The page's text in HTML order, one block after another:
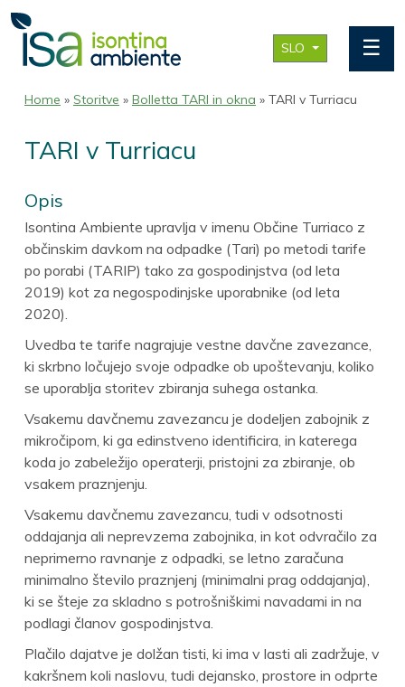
SLO ☰
Home » Storitve » Bolletta TARI in okna » TARI v Turriacu
TARI v Turriacu
Opis
Isontina Ambiente upravlja v imenu Občine Turriaco z
občinskim davkom na odpadke (Tari) po metodi tarife
po porabi (TARIP) tako za gospodinjstva (od leta
2019) kot za negospodinjske uporabnike (od leta
2020).
Uvedba te tarife nagrajuje vestne davčne zavezance,
ki skrbno ločujejo svoje odpadke ob upoštevanju, koliko
se uporablja storitev zbiranja suhega ostanka.
Vsakemu davčnemu zavezancu je dodeljen zabojnik z
mikročipom, ki ga edinstveno identificira, in katerega
koda jo zabeležijo operaterji, pristojni za zbiranje, ob
vsakem praznjenju.
Vsakemu davčnemu zavezancu, tudi v odsotnosti
oddajanja ali neprevzema zabojnika, in kot odvračilo za
neprimerno ravnanje z odpadki, se letno zaračuna
minimalno število praznjenj (minimalni prag oddajanja),
ki se šteje za skladno s potrošniškimi navadami in na
podlagi članov gospodinjstva.
Plačilo dajatve je dolžan tisti, ki ima v lasti ali zadržuje, v
kakršnem koli naslovu, tudi dejansko, prostore in odprte